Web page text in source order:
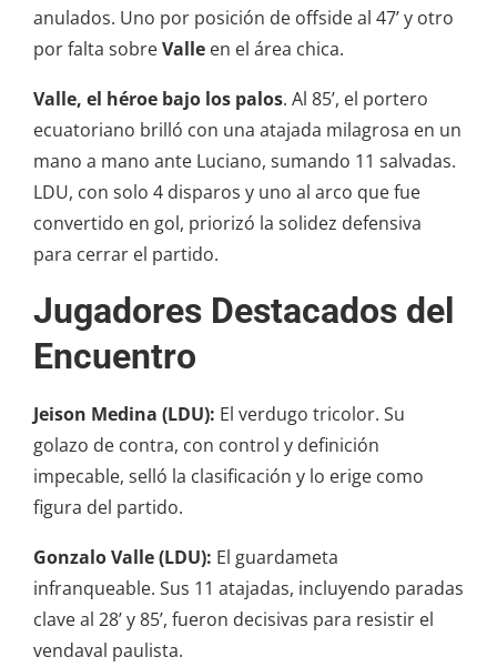
anulados. Uno por posición de offside al 47’ y otro
por falta sobreValle en el área chica.
Valle, el héroe bajo los palos. Al 85’, el portero
ecuatoriano brilló con una atajada milagrosa en un
mano a mano ante Luciano, sumando 11 salvadas.
LDU, con solo 4 disparos y uno al arco que fue
convertido en gol, priorizó la solidez defensiva
para cerrar el partido.
Jugadores Destacados del
Encuentro
Jeison Medina (LDU): El verdugo tricolor. Su
golazo de contra, con control y definición
impecable, selló la clasificación y lo erige como
figura del partido.
Gonzalo Valle (LDU): El guardameta
infranqueable. Sus 11 atajadas, incluyendo paradas
clave al 28’ y 85’, fueron decisivas para resistir el
vendaval paulista.